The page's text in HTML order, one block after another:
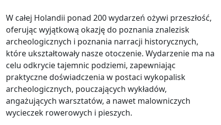
W całej Holandii ponad 200 wydarzeń ożywi przeszłość,
oferując wyjątkową okazję do poznania znalezisk
archeologicznych i poznania narracji historycznych,
które ukształtowały nasze otoczenie. Wydarzenie ma na
celu odkrycie tajemnic podziemi, zapewniając
praktyczne doświadczenia w postaci wykopalisk
archeologicznych, pouczających wykładów,
angażujących warsztatów, a nawet malowniczych
wycieczek rowerowych i pieszych.